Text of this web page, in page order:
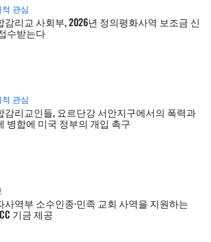
관심
감리교 사회부, 2026년 정의평화사역 보조금 신
수받는다
관심
감리교인들, 요르단강 서안지구에서의 폭력과
병합에 미국 정부의 개입 촉구
사역부 소수인종·민족 교회 사역을 지원하는
기금 제공